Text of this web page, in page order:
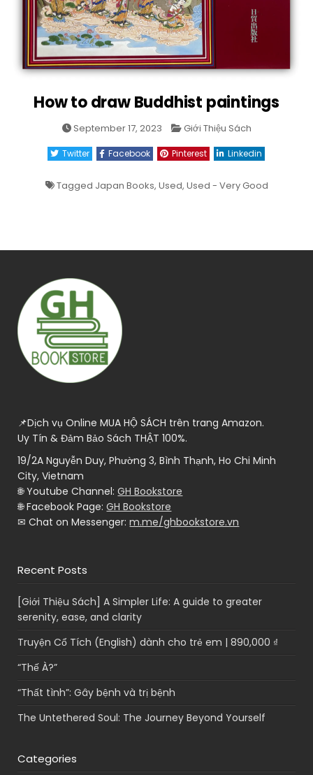
How to draw Buddhist paintings
September 17, 2023 Posted
Giới Thiệu Sách
Twitter Facebook Pinterest Linkedin
Tagged Japan Books, Used, Used - Very Good
📌Dịch vụ Online MUA HỘ SÁCH trên trang Amazon.
Uy Tín & Đảm Bảo Sách THẬT 100%.
19/2A Nguyễn Duy, Phường 3, Bình Thạnh, Ho Chi Minh
City, Vietnam
🌐 Youtube Channel:GH Bookstore
🌐 Facebook Page:GH Bookstore
✉ Chat on Messenger:m.me/ghbookstore.vn
Recent Posts
[Giới Thiệu Sách] A Simpler Life: A guide to greater
serenity, ease, and clarity
Truyện Cổ Tích (English) dành cho trẻ em | 890,000 ₫
“Thế À?”
“Thất tình”: Gây bệnh và trị bệnh
The Untethered Soul: The Journey Beyond Yourself
Categories